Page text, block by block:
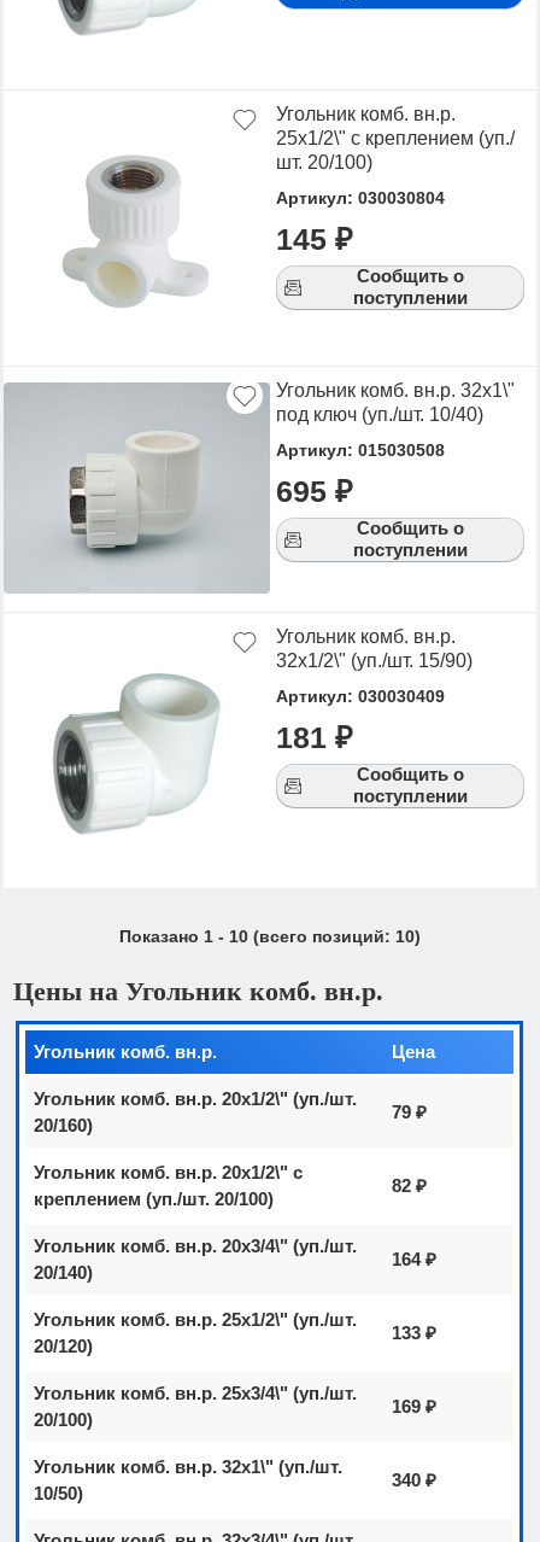
Угольник комб. вн.р.
25х1/2\" с креплением (уп./
шт. 20/100)
Артикул: 030030804
145 ₽
Сообщить о
поступлении
Угольник комб. вн.р. 32х1\"
под ключ (уп./шт. 10/40)
Артикул: 015030508
695 ₽
Сообщить о
поступлении
Угольник комб. вн.р.
32х1/2\" (уп./шт. 15/90)
Артикул: 030030409
181 ₽
Сообщить о
поступлении
Показано 1 - 10 (всего позиций: 10)
Цены на Угольник комб. вн.р.
Угольник комб. вн.р. Цена
Угольник комб. вн.р. 20х1/2\" (уп./шт.
20/160)
79 ₽
Угольник комб. вн.р. 20х1/2\" с
креплением (уп./шт. 20/100)
82 ₽
Угольник комб. вн.р. 20х3/4\" (уп./шт.
20/140)
164 ₽
Угольник комб. вн.р. 25х1/2\" (уп./шт.
20/120)
133 ₽
Угольник комб. вн.р. 25х3/4\" (уп./шт.
20/100)
169 ₽
Угольник комб. вн.р. 32х1\" (уп./шт.
10/50)
340 ₽